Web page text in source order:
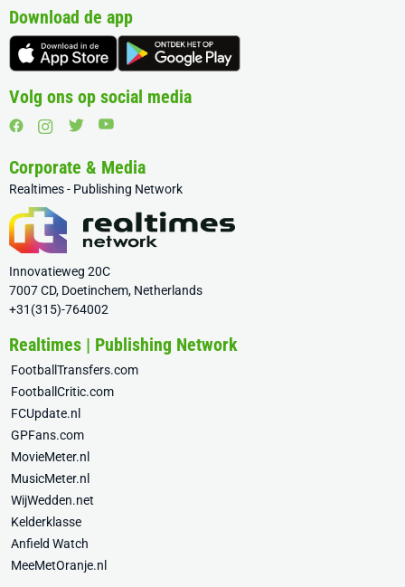
Download de app
Volg ons op social media
Corporate & Media
Realtimes - Publishing Network
Innovatieweg 20C
7007 CD, Doetinchem, Netherlands
+31(315)-764002
Realtimes | Publishing Network
FootballTransfers.com
FootballCritic.com
FCUpdate.nl
GPFans.com
MovieMeter.nl
MusicMeter.nl
WijWedden.net
Kelderklasse
Anfield Watch
MeeMetOranje.nl